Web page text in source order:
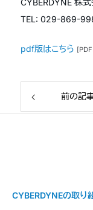
CYBERDYNE 株式
TEL: 029-869-
pdf版はこちら
前の記
CYBERDYNEの取り